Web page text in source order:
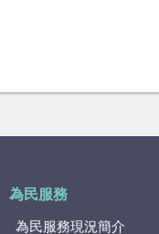
為民服務
為民服務現況簡介